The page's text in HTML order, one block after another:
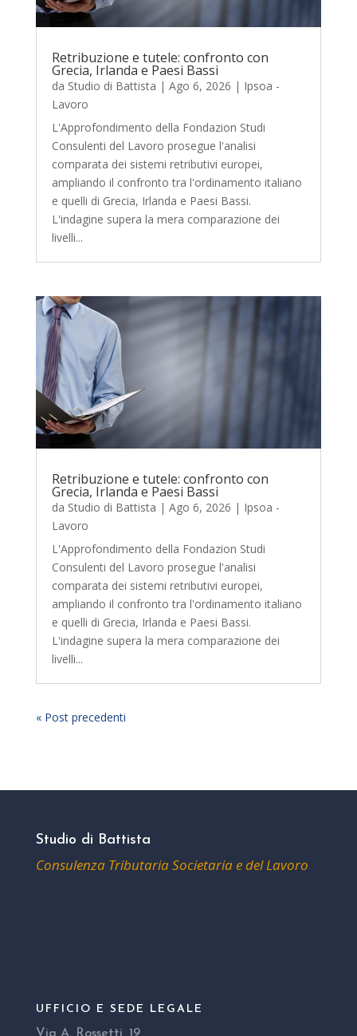
Retribuzione e tutele: confronto con
Grecia, Irlanda e Paesi Bassi
da Studio di Battista | Ago 6, 2026 | Ipsoa -
Lavoro
L'Approfondimento della Fondazion Studi
Consulenti del Lavoro prosegue l'analisi
comparata dei sistemi retributivi europei,
ampliando il confronto tra l'ordinamento italiano
e quelli di Grecia, Irlanda e Paesi Bassi.
L'indagine supera la mera comparazione dei
livelli...
Retribuzione e tutele: confronto con
Grecia, Irlanda e Paesi Bassi
da Studio di Battista | Ago 6, 2026 | Ipsoa -
Lavoro
L'Approfondimento della Fondazion Studi
Consulenti del Lavoro prosegue l'analisi
comparata dei sistemi retributivi europei,
ampliando il confronto tra l'ordinamento italiano
e quelli di Grecia, Irlanda e Paesi Bassi.
L'indagine supera la mera comparazione dei
livelli...
« Post precedenti
Studio di Battista
Consulenza Tributaria Societaria e del Lavoro
UFFICIO E SEDE LEGALE